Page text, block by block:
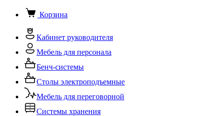
Корзина
Кабинет руководителя
Мебель для персонала
Бенч-системы
Столы электроподъемные
Мебель для переговорной
Системы хранения